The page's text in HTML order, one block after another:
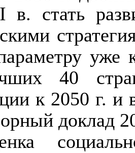
в. стать
уже
40
к 2050 г.
доклад